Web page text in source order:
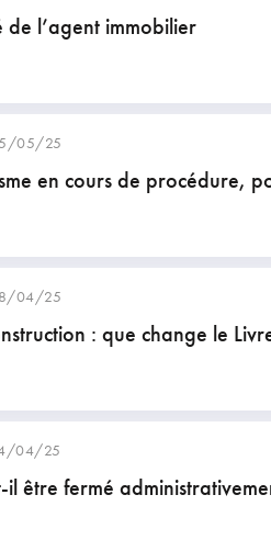
de l’agent immobilier
05/25
en cours de procédure,
04/25
: que change le
04/25
être fermé